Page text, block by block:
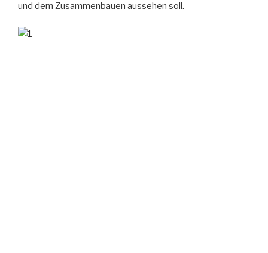
und dem Zusammenbauen aussehen soll.